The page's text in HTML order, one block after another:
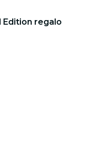
Edition regalo